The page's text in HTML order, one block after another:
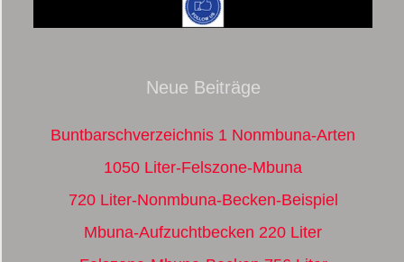
Neue Beiträge
Buntbarschverzeichnis 1 Nonmbuna-Arten
1050 Liter-Felszone-Mbuna
720 Liter-Nonmbuna-Becken-Beispiel
Mbuna-Aufzuchtbecken 220 Liter